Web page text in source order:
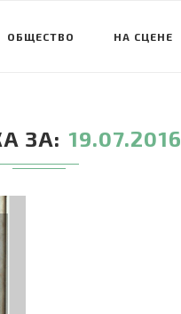
ОБЩЕСТВО НА СЦЕНЕ
ЗА 19.07.2016